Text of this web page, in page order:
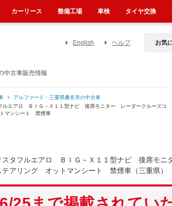
中古車販売情報
English ヘルプ お気
アルファード・三重県桑名市の中古車
エアロ ＢＩＧ－Ｘ１１型ナビ 後席モニター レーダークルーズコ
マンシート 禁煙車
タフルエアロ ＢＩＧ－Ｘ１１型ナビ 後席モニ
アリング オットマンシート 禁煙車（三重県）
カーリース 整備工場 車検 タイヤ交換